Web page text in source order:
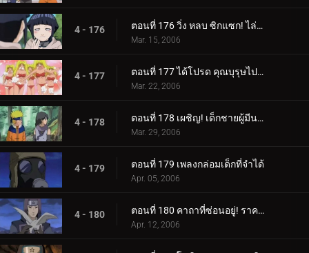
4 - 176 ตอนที่ 176 วิ่ง หลบ ซิกแซก! ไล่ล่าหรือถูกไล่ล่า!
Mar. 15, 2006
4 - 177 ตอนที่ 177 ได้โปรด คุณบุรุษไปรษณีย์!!
Mar. 22, 2006
4 - 178 ตอนที่ 178 เผชิญ! เด็กชายผู้มีนามแห่งดวงดาว
Mar. 29, 2006
4 - 179 ตอนที่ 179 เพลงกล่อมเด็กที่จำได้
Apr. 05, 2006
4 - 180 ตอนที่ 180 คาถาที่ซ่อนอยู่! ราคาของศิลปะนินจา: คูจาคุ
Apr. 12, 2006